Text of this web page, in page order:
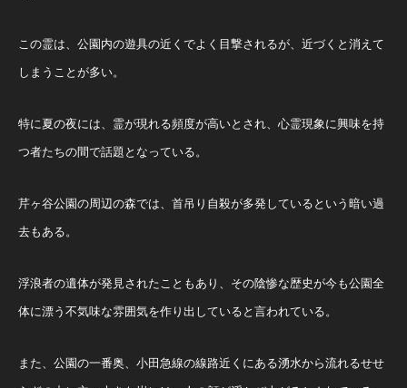
この霊は、公園内の遊具の近くでよく目撃されるが、近づくと消えて
しまうことが多い。
特に夏の夜には、霊が現れる頻度が高いとされ、心霊現象に興味を持
つ者たちの間で話題となっている。
芹ヶ谷公園の周辺の森では、首吊り自殺が多発しているという暗い過
去もある。
浮浪者の遺体が発見されたこともあり、その陰惨な歴史が今も公園全
体に漂う不気味な雰囲気を作り出していると言われている。
また、公園の一番奥、小田急線の線路近くにある湧水から流れるせせ